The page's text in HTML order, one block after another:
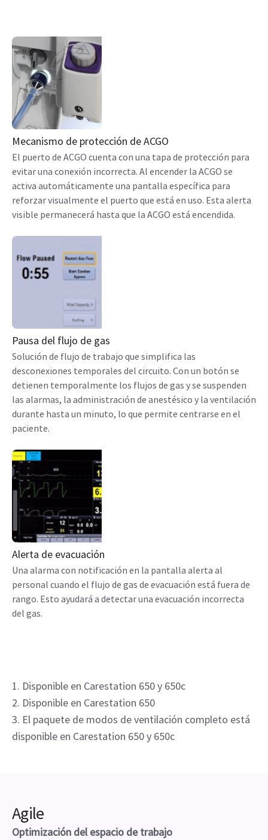
Mecanismo de protección de ACGO
El puerto de ACGO cuenta con una tapa de protección para
evitar una conexión incorrecta. Al encender la ACGO se
activa automáticamente una pantalla específica para
reforzar visualmente el puerto que está en uso. Esta alerta
visible permanecerá hasta que la ACGO está encendida.
Pausa del flujo de gas
Solución de flujo de trabajo que simplifica las
desconexiones temporales del circuito. Con un botón se
detienen temporalmente los flujos de gas y se suspenden
las alarmas, la administración de anestésico y la ventilación
durante hasta un minuto, lo que permite centrarse en el
paciente.
Alerta de evacuación
Una alarma con notificación en la pantalla alerta al
personal cuando el flujo de gas de evacuación está fuera de
rango. Esto ayudará a detectar una evacuación incorrecta
del gas.
1. Disponible en Carestation 650 y 650c
2. Disponible en Carestation 650
3. El paquete de modos de ventilación completo está
disponible en Carestation 650 y 650c
Agile
Optimización del espacio de trabajo